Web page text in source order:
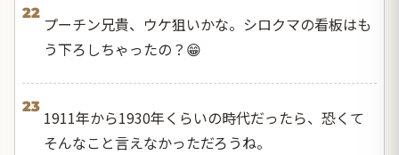
22
プーチン兄貴、ウケ狙いかな。シロクマの看板はも
う下ろしちゃったの？😁
23
1911年から1930年くらいの時代だったら、恐くて
そんなこと言えなかっただろうね。